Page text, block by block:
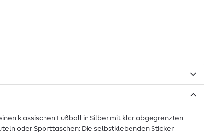
klassischen Fußball in Silber mit klar abgegrenzten
oder Sporttaschen: Die selbstklebenden Sticker